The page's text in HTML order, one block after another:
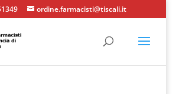
ordine.farmacisti@tiscali.it